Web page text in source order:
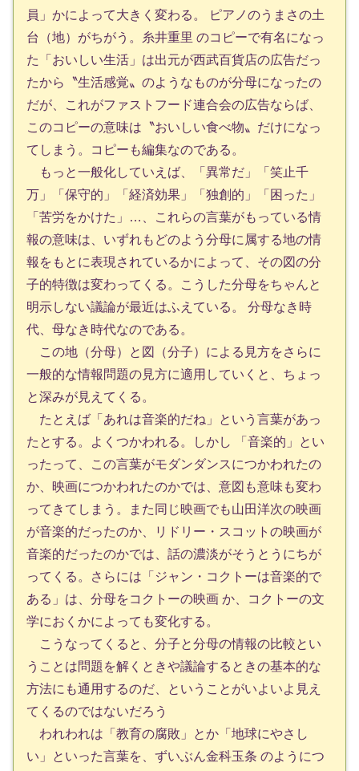
員」かによって大きく変わる。 ピアノのうまさの土
台（地）がちがう。糸井重里 のコピーで有名になっ
た「おいしい生活」は出元が西武百貨店の広告だっ
たから〝生活感覚〟のようなものが分母になったの
だが、これがファストフード連合会の広告ならば、
このコピーの意味は〝おいしい食べ物〟だけになっ
てしまう。コピーも編集なのである。
もっと一般化していえば、「異常だ」「笑止千
万」「保守的」「経済効果」「独創的」「困った」
「苦労をかけた」…、これらの言葉がもっている情
報の意味は、いずれもどのよう分母に属する地の情
報をもとに表現されているかによって、その図の分
子的特徴は変わってくる。こうした分母をちゃんと
明示しない議論が最近はふえている。 分母なき時
代、母なき時代なのである。
この地（分母）と図（分子）による見方をさらに
一般的な情報問題の見方に適用していくと、ちょっ
と深みが見えてくる。
たとえば「あれは音楽的だね」という言葉があっ
たとする。よくつかわれる。しかし 「音楽的」とい
ったって、この言葉がモダンダンスにつかわれたの
か、映画につかわれたのかでは、意図も意味も変わ
ってきてしまう。また同じ映画でも山田洋次の映画
が音楽的だったのか、リドリー・スコットの映画が
音楽的だったのかでは、話の濃淡がそうとうにちが
ってくる。さらには「ジャン・コクトーは音楽的で
ある」は、分母をコクトーの映画 か、コクトーの文
学におくかによっても変化する。
こうなってくると、分子と分母の情報の比較とい
うことは問題を解くときや議論するときの基本的な
方法にも通用するのだ、ということがいよいよ見え
てくるのではないだろう
われわれは「教育の腐敗」とか「地球にやさし
い」といった言葉を、ずいぶん金科玉条 のようにつ